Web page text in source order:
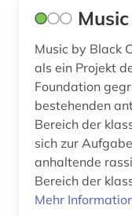
fotograf (2)
fotografie (3)
frankfurt (2)
frankreich (6)
frau (7)
Music by Black
als ein Projekt
Foundation
bestehenden
Bereich der
sich zur
anhaltende
Bereich der
Mehr